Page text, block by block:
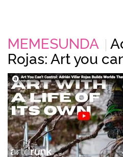
MEMESUNDA
Rojas: Art you